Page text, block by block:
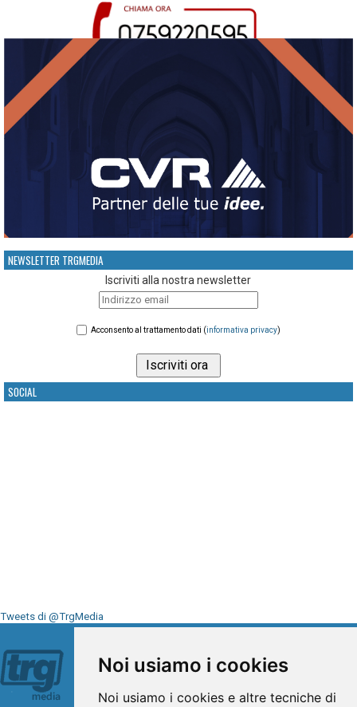
Noi usiamo i cookies
Noi usiamo i cookies e altre tecniche di
NEWSLETTER TRGMEDIA
Iscriviti alla nostra newsletter
Acconsento al trattamento dati (informativa privacy)
SOCIAL
Tweets di @TrgMedia